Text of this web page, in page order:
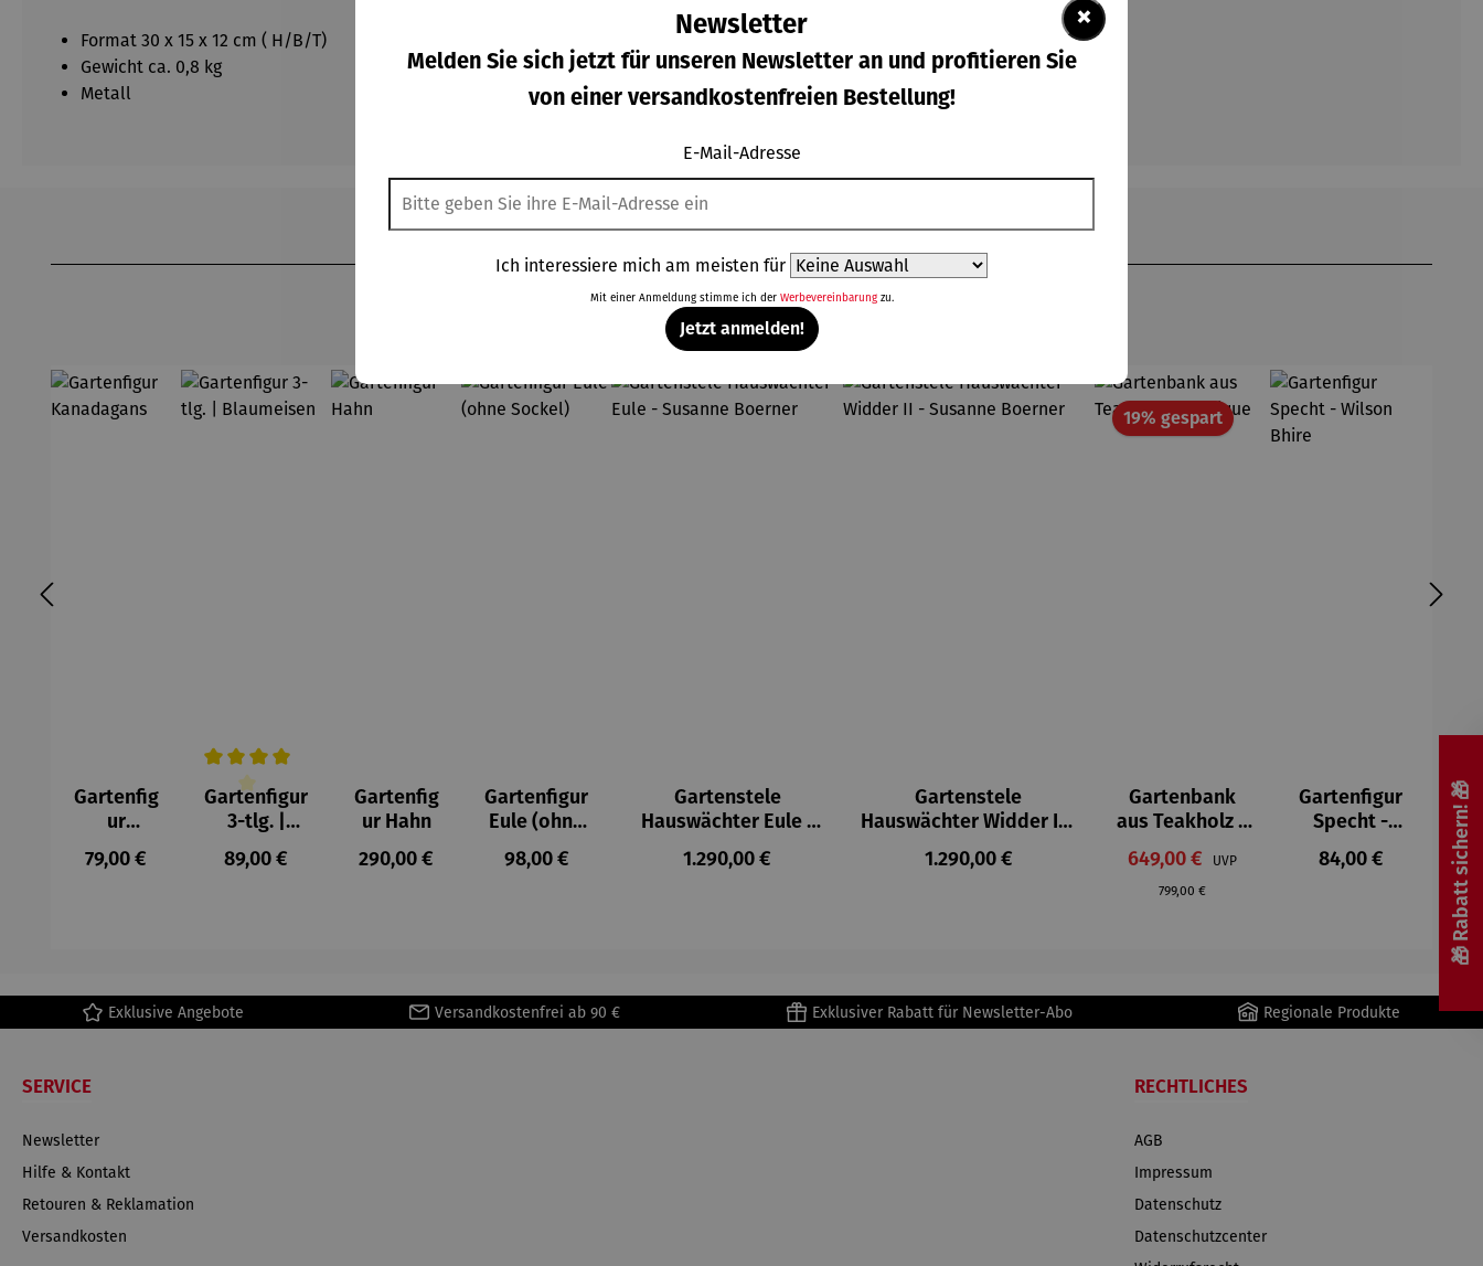
Format 30 x 15 x 12 cm ( H/B/T)
Gewicht ca. 0,8 kg
Metall
Weitere Produkte
Gartenfig
ur
Kanadaga
ns
Regulärer Preis:
79,00 €
Durchschnittliche Bewertung von 4 von 5 Sternen
Gartenfigur
3-tlg. |
Blaumeisen
Regulärer Preis:
89,00 €
Gartenfig
ur Hahn
Regulärer Preis:
290,00 €
Gartenfigur
Eule (ohne
Sockel)
Regulärer Preis:
98,00 €
Gartenstele
Hauswächter Eule -
Susanne Boerner
Regulärer Preis:
1.290,00 €
Gartenstele
Hauswächter Widder II -
Susanne Boerner
Regulärer Preis:
1.290,00 €
19% gespartRabatt
Gartenbank
aus Teakholz –
Rustique
Verkaufspreis:
649,00 € UVPRegulärer Preis:
799,00 €
Gartenfigur
Specht -
Wilson Bhire
Regulärer Preis:
84,00 €
Exklusive Angebote Versandkostenfrei ab 90 € Exklusiver Rabatt für Newsletter-Abo Regionale Produkte
SERVICE
Newsletter
Hilfe & Kontakt
Retouren & Reklamation
Versandkosten
RECHTLICHES
AGB
Impressum
Datenschutz
Datenschutzcenter
🎁 Rabatt sichern! 🎁
×
Newsletter
Melden Sie sich jetzt für unseren Newsletter an und profitieren Sie
von einer versandkostenfreien Bestellung!
E-Mail-Adresse
Ich interessiere mich am meisten für
Mit einer Anmeldung stimme ich der Werbevereinbarungzu.
Jetzt anmelden!